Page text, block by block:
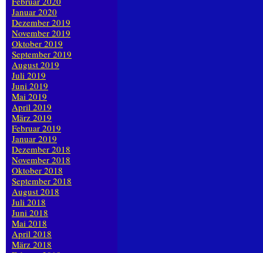
Januar 2020
Dezember 2019
November 2019
Oktober 2019
September 2019
August 2019
Juli 2019
Juni 2019
Mai 2019
April 2019
März 2019
Februar 2019
Januar 2019
Dezember 2018
November 2018
Oktober 2018
September 2018
August 2018
Juli 2018
Juni 2018
Mai 2018
April 2018
März 2018